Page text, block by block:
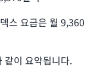
스 요금은 월 9,360
같이 요약됩니다.